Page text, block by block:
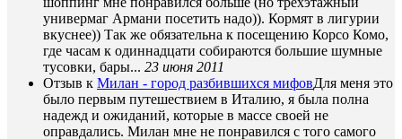
универмаг Армани посетить надо)). Кормят в лигурии
вкуснее)) Так же обязательна к посещению Корсо Комо,
где часам к одиннадцати собираются большие шумные
тусовки, бары... 23 июня 2011
Отзыв к Милан - город разбившихся мифовДля меня это
было первым путешествием в Италию, я была полна
надежд и ожиданий, которые в массе своей не
оправдались. Милан мне не понравился с того самого